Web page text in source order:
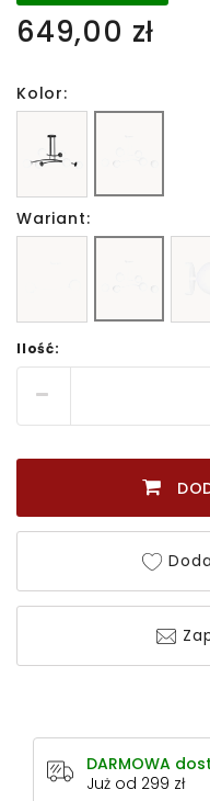
649,00 zł
Kolor:
Wariant:
Ilość:
DARMOWA
Już od 299 zł